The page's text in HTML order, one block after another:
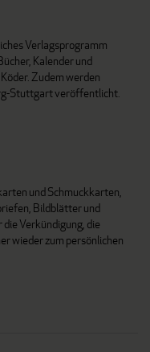
Verlagsprogramm
Kalender und
Zudem werden
Stuttgart veröffentlicht.
und Schmuckkarten,
Bildblätter und
Verkündigung, die
wieder zum persönlichen